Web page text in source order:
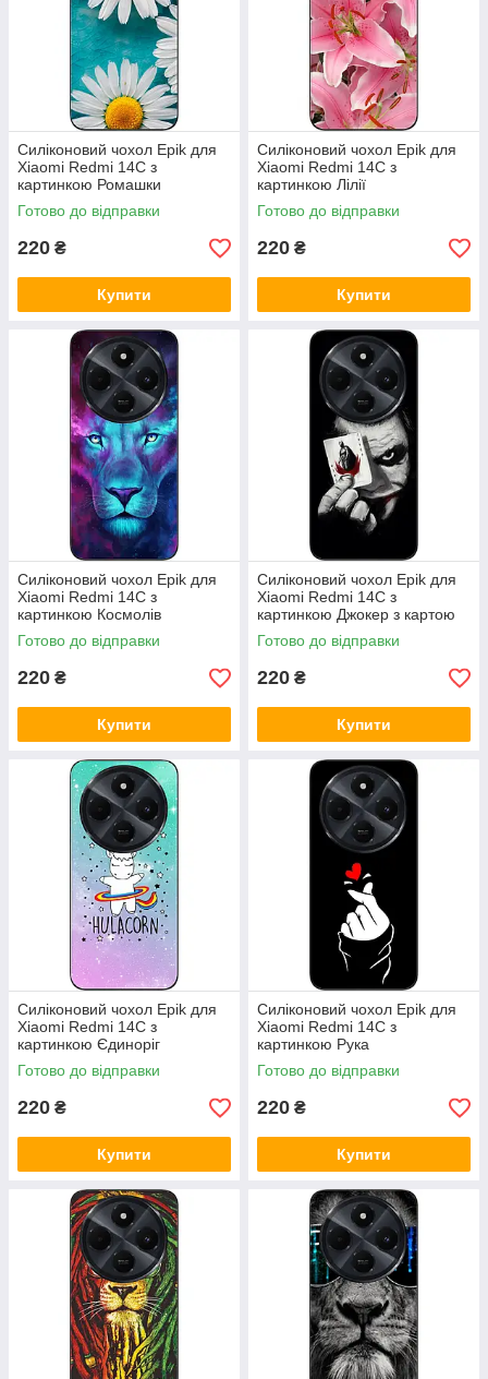
Силіконовий чохол Epik для
Xiaomi Redmi 14C з
картинкою Ромашки
Готово до відправки
220 ₴
Купити
Силіконовий чохол Epik для
Xiaomi Redmi 14C з
картинкою Лілії
Готово до відправки
220 ₴
Купити
Силіконовий чохол Epik для
Xiaomi Redmi 14C з
картинкою Космолів
Готово до відправки
220 ₴
Купити
Силіконовий чохол Epik для
Xiaomi Redmi 14C з
картинкою Джокер з картою
Готово до відправки
220 ₴
Купити
Силіконовий чохол Epik для
Xiaomi Redmi 14C з
картинкою Єдиноріг
Готово до відправки
220 ₴
Купити
Силіконовий чохол Epik для
Xiaomi Redmi 14C з
картинкою Рука
Готово до відправки
220 ₴
Купити